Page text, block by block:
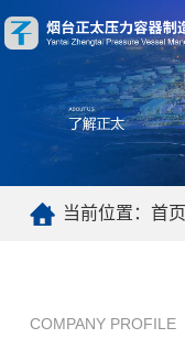
当前位置： 首页
COMPANY PROFILE